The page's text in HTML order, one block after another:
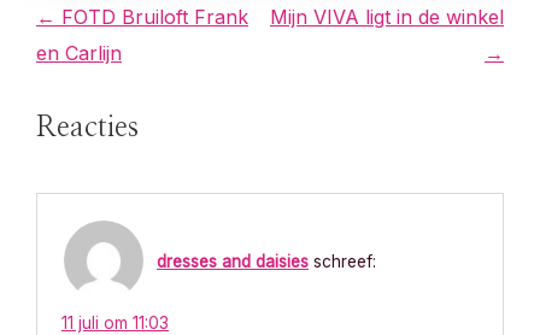
B
e
r
← FOTD Bruiloft Frank
en Carlijn
Mijn VIVA ligt in de winkel
→
Reacties
dresses and daisies schreef:
11 juli om 11:03